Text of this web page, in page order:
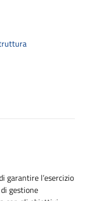
garantire l’esercizio
gestione